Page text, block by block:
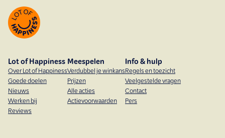
Lot of Happiness
Over Lot of Happiness
Goede doelen
Nieuws
Werken bij
Reviews
Meespelen
Verdubbel je winkans
Prijzen
Alle acties
Actievoorwaarden
Info & hulp
Regels en toezicht
Veelgestelde vragen
Contact
Pers